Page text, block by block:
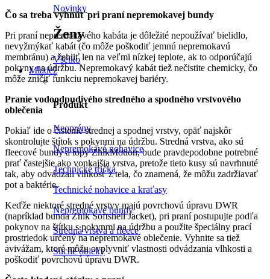
Novinky
Ženy
Všetko
Mládež
Produkt
Neoprény
Nepremokavé nohavice
Technické tričká
Technické nohavice a kraťasy
Nepremokavé bundy
Stredná vrstva a fleece
Suché obleky
Čo sa treba vyhnúť pri praní nepremokavej bundy
Pri praní nepremokavého kabáta je dôležité nepoužívať bielidlo,
nevyžmýkať kabát (čo môže poškodiť jemnú nepremokavú
membránu) a žehliť len na veľmi nízkej teplote, ak to odporúčajú
pokyny na údržbu. Nepremokavý kabát tiež nečistite chemicky, čo
môže zničiť funkciu nepremokavej bariéry.
Pranie vodoodpudivého stredného a spodného vrstvového
oblečenia
Pokiaľ ide o čistenie strednej a spodnej vrstvy, opäť najskôr
skontrolujte štítok s pokynmi na údržbu. Stredná vrstva, ako sú
fleecové bundy a topy ZhikMotion, bude pravdepodobne potrebné
prať častejšie ako vonkajšia vrstva, pretože tieto kusy sú navrhnuté
tak, aby odvádzali vlhkosť z tela, čo znamená, že môžu zadržiavať
pot a baktérie.
Keďže niektoré stredné vrstvy majú povrchovú úpravu DWR
(napríklad bunda Zhik Softshell Jacket), pri praní postupujte podľa
pokynov na štítku s pokynmi na údržbu a použite špeciálny prací
prostriedok určený na nepremokavé oblečenie. Vyhnite sa tiež
avivážam, ktoré môžu ovplyvniť vlastnosti odvádzania vlhkosti a
poškodiť povrchovú úpravu DWR.